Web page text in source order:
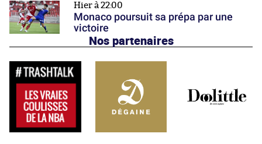
Hier à 22:00
Monaco poursuit sa prépa par une
victoire
Nos partenaires